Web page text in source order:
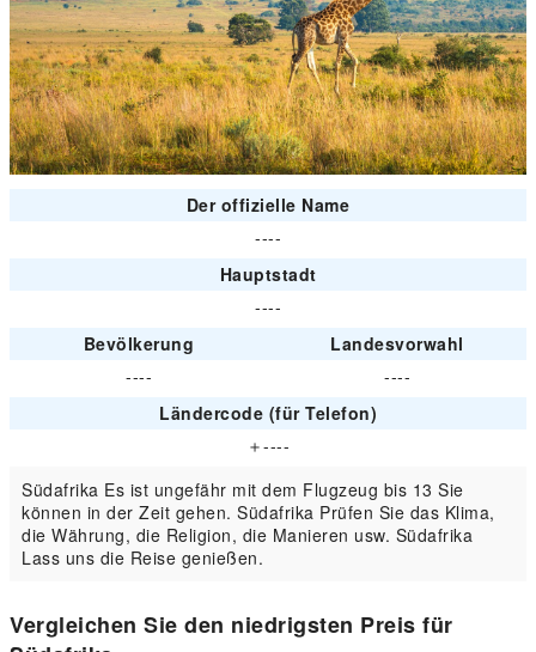
Der offizielle Name
----
Hauptstadt
----
Bevölkerung
Landesvorwahl
----
----
Ländercode (für Telefon)
＋----
Südafrika Es ist ungefähr mit dem Flugzeug bis 13 Sie
können in der Zeit gehen. Südafrika Prüfen Sie das Klima,
die Währung, die Religion, die Manieren usw. Südafrika
Lass uns die Reise genießen.
Vergleichen Sie den niedrigsten Preis für